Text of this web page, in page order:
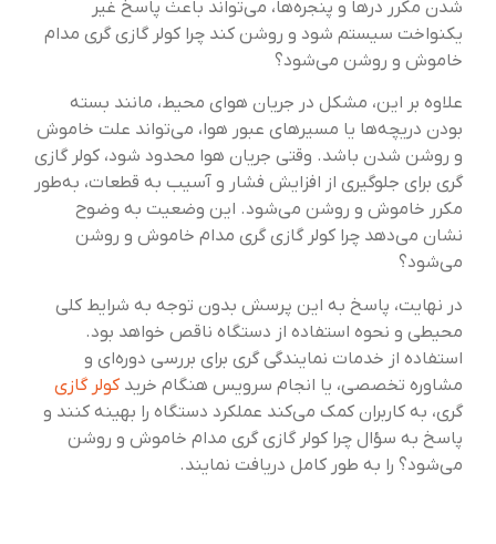
شدن مکرر درها و پنجره‌ها، می‌تواند باعث پاسخ غیر
یکنواخت سیستم شود و روشن کند چرا کولر گازی گری مدام
خاموش و روشن می‌شود؟
علاوه بر این، مشکل در جریان هوای محیط، مانند بسته
بودن دریچه‌ها یا مسیرهای عبور هوا، می‌تواند علت خاموش
و روشن شدن باشد. وقتی جریان هوا محدود شود، کولر گازی
گری برای جلوگیری از افزایش فشار و آسیب به قطعات، به‌طور
مکرر خاموش و روشن می‌شود. این وضعیت به وضوح
نشان می‌دهد چرا کولر گازی گری مدام خاموش و روشن
می‌شود؟
در نهایت، پاسخ به این پرسش بدون توجه به شرایط کلی
محیطی و نحوه استفاده از دستگاه ناقص خواهد بود.
استفاده از خدمات نمایندگی گری برای بررسی دوره‌ای و
مشاوره تخصصی، یا انجام سرویس هنگام خریدکولر گازی
گری، به کاربران کمک می‌کند عملکرد دستگاه را بهینه کنند و
پاسخ به سؤال چرا کولر گازی گری مدام خاموش و روشن
می‌شود؟ را به طور کامل دریافت نمایند.